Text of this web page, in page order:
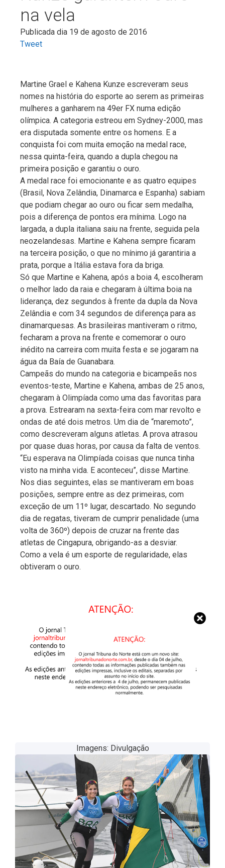
na vela
Publicada dia 19 de agosto de 2016
Tweet
Martine Grael e Kahena Kunze escreveram seus
nomes na história do esporte ao serem as primeiras
mulheres a ganharem na 49er FX numa edição
olímpica. A categoria estreou em Sydney-2000, mas
era disputada somente entre os homens. E a
conquista foi com muita emoção na medal race,
nessa quinta-feira, quando a dupla chegou na
primeira posição e garantiu o ouro.
A medal race foi emocionante e as quatro equipes
(Brasil, Nova Zelândia, Dinamarca e Espanha) sabiam
que podiam chegar ao ouro ou ficar sem medalha,
pois a diferença de pontos era mínima. Logo na
largada, a dupla italiana saiu na frente, seguida pela
neozelandesas. Martine e Kahena sempre ficaram
na terceira posição, o que no mínimo já garantiria a
prata, porque a Itália estava fora da briga.
Só que Martine e Kahena, após a boia 4, escolheram
o melhor lado da raia e chegaram à última boia na
liderança, dez segundos à frente da dupla da Nova
Zelândia e com 34 segundos de diferença para as
dinamarquesas. As brasileiras mantiveram o ritmo,
fecharam a prova na frente e comemorar o ouro
inédito na carreira com muita festa e se jogaram na
água da Baía de Guanabara.
Campeãs do mundo na categoria e bicampeãs nos
eventos-teste, Martine e Kahena, ambas de 25 anos,
chegaram à Olimpíada como uma das favoritas para
a prova. Estrearam na sexta-feira com mar revolto e
ondas de até dois metros. Um dia de “maremoto”,
como descreveram alguns atletas. A prova atrasou
por quase duas horas, por causa da falta de ventos.
“Eu esperava na Olimpíada coisas que nunca tinha
visto na minha vida. E aconteceu”, disse Martine.
Nos dias seguintes, elas se mantiveram em boas
posições, sempre entre as dez primeiras, com
exceção de um 11º lugar, descartado. No segundo
dia de regatas, tiveram de cumprir penalidade (uma
volta de 360º) depois de cruzar na frente das
atletas de Cingapura, obrigando-as a desviar.
Como a vela é um esporte de regularidade, elas
obtiveram o ouro.
Imagens: Divulgação